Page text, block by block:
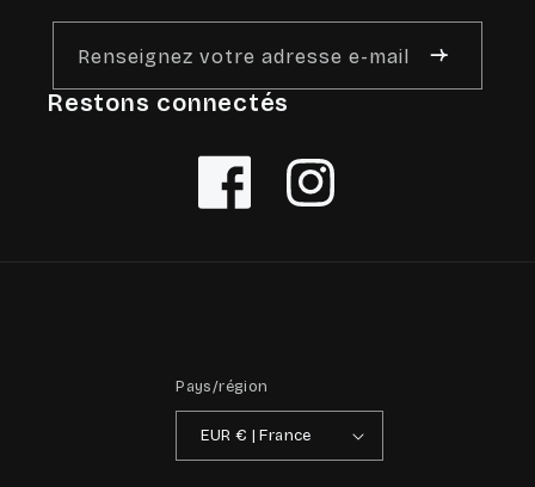
Renseignez votre adresse e-mail
Restons connectés
Facebook Instagram
Pays/région
EUR € | France